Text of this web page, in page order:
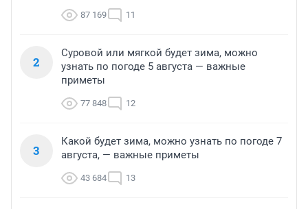
87 169 11
2
Суровой или мягкой будет зима, можно
узнать по погоде 5 августа — важные
приметы
77 848 12
3
Какой будет зима, можно узнать по погоде 7
августа, — важные приметы
43 684 13